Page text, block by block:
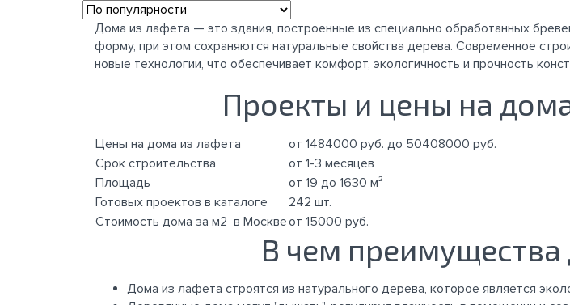
Дома из лафета — это здания, построенные из специально обработанных
форму, при этом сохраняются натуральные свойства дерева. Современное
новые технологии, что обеспечивает комфорт, экологичность и прочность
Проекты и цены на
Цены на дома из лафета
от 1484000 руб. до 50408000 руб.
Срок строительства
от 1-3 месяцев
Площадь
от 19 до 1630 м²
Готовых проектов в каталоге
242 шт.
Стоимость дома за м2 в Москвеот 15000 руб.
В чем преимущества
Дома из лафета строятся из натурального дерева, которое является